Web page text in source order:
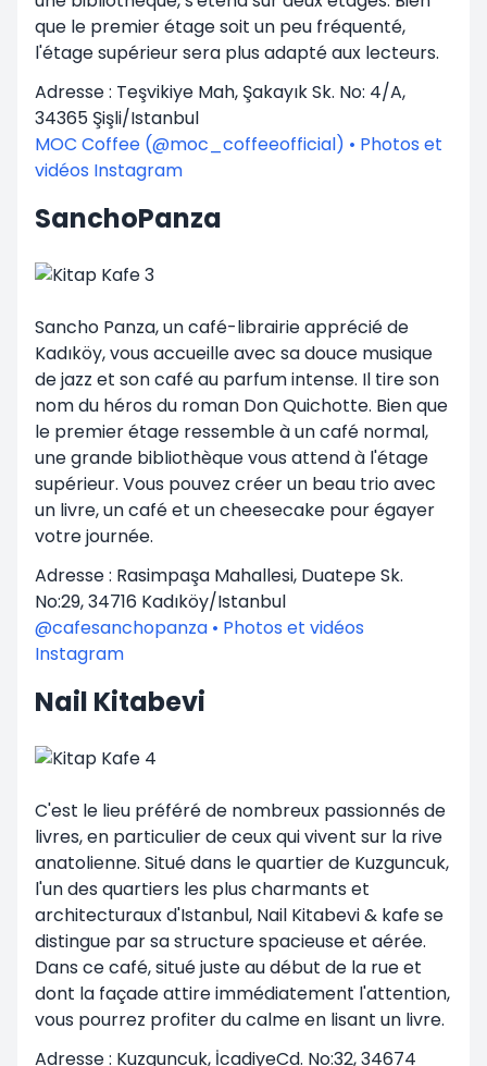
que le premier étage soit un peu fréquenté,
l'étage supérieur sera plus adapté aux lecteurs.
Adresse : Teşvikiye Mah, Şakayık Sk. No: 4/A,
34365 Şişli/Istanbul
MOC Coffee (@moc_coffeeofficial) • Photos et
vidéos Instagram
SanchoPanza
Sancho Panza, un café-librairie apprécié de
Kadıköy, vous accueille avec sa douce musique
de jazz et son café au parfum intense. Il tire son
nom du héros du roman Don Quichotte. Bien que
le premier étage ressemble à un café normal,
une grande bibliothèque vous attend à l'étage
supérieur. Vous pouvez créer un beau trio avec
un livre, un café et un cheesecake pour égayer
votre journée.
Adresse : Rasimpaşa Mahallesi, Duatepe Sk.
No:29, 34716 Kadıköy/Istanbul
@cafesanchopanza • Photos et vidéos
Instagram
Nail Kitabevi
C'est le lieu préféré de nombreux passionnés de
livres, en particulier de ceux qui vivent sur la rive
anatolienne. Situé dans le quartier de Kuzguncuk,
l'un des quartiers les plus charmants et
architecturaux d'Istanbul, Nail Kitabevi & kafe se
distingue par sa structure spacieuse et aérée.
Dans ce café, situé juste au début de la rue et
dont la façade attire immédiatement l'attention,
vous pourrez profiter du calme en lisant un livre.
Adresse : Kuzguncuk, İcadiyeCd. No:32, 34674